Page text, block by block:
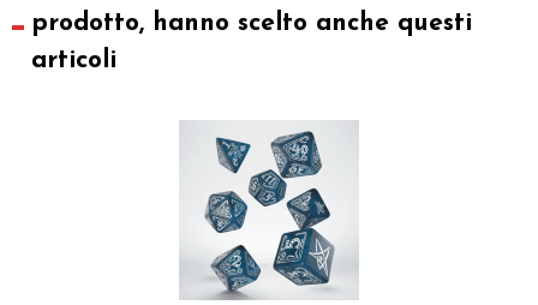
prodotto, hanno scelto anche questi
articoli